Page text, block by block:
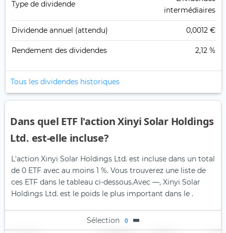
Type de dividende
intermédiaires
Dividende annuel (attendu) 0,0012 €
Rendement des dividendes 2,12 %
Tous les dividendes historiques
Dans quel ETF l'action Xinyi Solar Holdings
Ltd. est-elle incluse?
L'action Xinyi Solar Holdings Ltd. est incluse dans un total
de 0 ETF avec au moins 1 %. Vous trouverez une liste de
ces ETF dans le tableau ci-dessous.Avec —, Xinyi Solar
Holdings Ltd. est le poids le plus important dans le .
Sélection 0